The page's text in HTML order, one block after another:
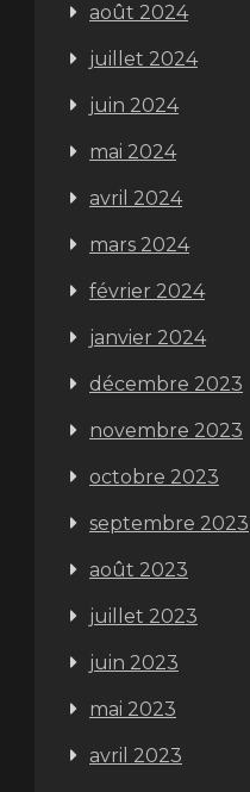
août 2024
juillet 2024
juin 2024
mai 2024
avril 2024
mars 2024
février 2024
janvier 2024
décembre 2023
novembre 2023
octobre 2023
septembre 2023
août 2023
juillet 2023
juin 2023
mai 2023
avril 2023